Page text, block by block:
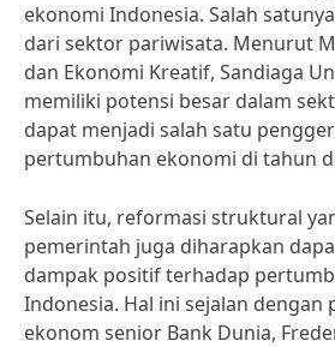
ekonomi Indonesia. Salah
dari sektor pariwisata. Menurut
dan Ekonomi Kreatif, Sandiaga
memiliki potensi besar dalam
dapat menjadi salah satu
pertumbuhan ekonomi di tahun
Selain itu, reformasi struktural
pemerintah juga diharapkan
dampak positif terhadap
Indonesia. Hal ini sejalan dengan
ekonom senior Bank Dunia,